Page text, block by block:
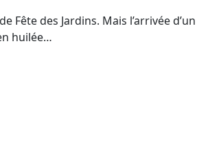
Fête des Jardins. Mais l’arrivée
huilée…